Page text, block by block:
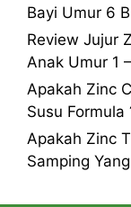
Bayi Umur 6
Review Jujur
Anak Umur 1
Apakah Zinc
Susu Formula
Apakah Zinc
Samping